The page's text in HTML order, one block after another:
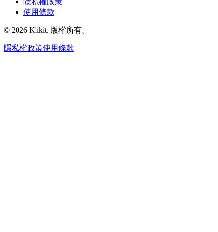
使用條款
© 2026 Klikit. 版權所有。
隱私權政策使用條款